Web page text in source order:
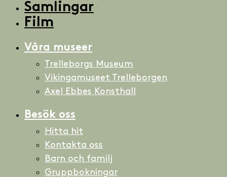
Samlingar
Film
Våra museer
Trelleborgs Museum
Vikingamuseet Trelleborgen
Axel Ebbes Konsthall
Besök oss
Hitta hit
Kontakta oss
Barn och familj
Gruppbokningar